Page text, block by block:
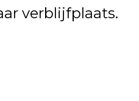
verblijfplaats.